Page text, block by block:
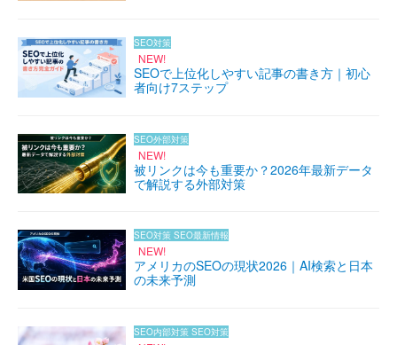
SEO対策
NEW!
SEOで上位化しやすい記事の書き方｜初心
者向け7ステップ
SEO外部対策
NEW!
被リンクは今も重要か？2026年最新データ
で解説する外部対策
SEO対策 SEO最新情報
NEW!
アメリカのSEOの現状2026｜AI検索と日本
の未来予測
SEO内部対策 SEO対策